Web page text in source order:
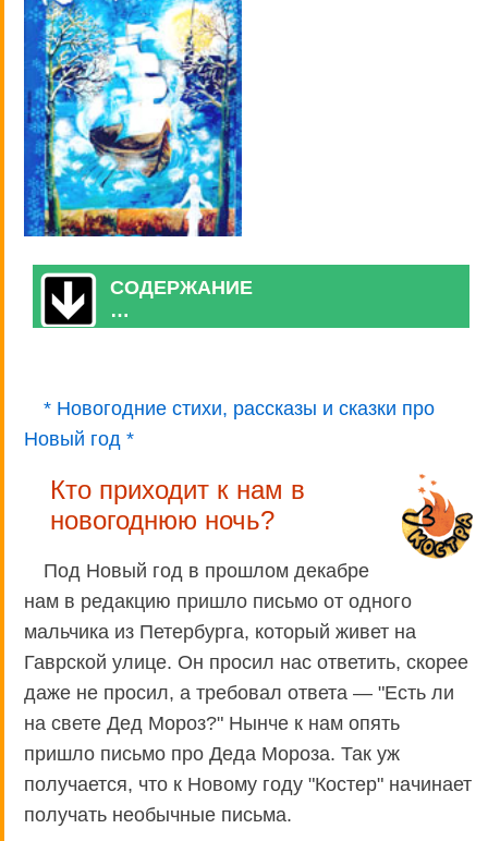
СОДЕРЖАНИЕ
…
* Новогодние стихи, рассказы и сказки про
Новый год *
Кто приходит к нам в
новогоднюю ночь?
Под Новый год в прошлом декабре
нам в редакцию пришло письмо от одного
мальчика из Петербурга, который живет на
Гаврской улице. Он просил нас ответить, скорее
даже не просил, а требовал ответа — "Есть ли
на свете Дед Мороз?" Нынче к нам опять
пришло письмо про Деда Мороза. Так уж
получается, что к Новому году "Костер" начинает
получать необычные письма.